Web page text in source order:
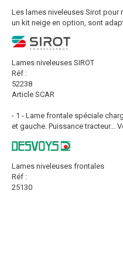
Les lames niveleuses Sirot pour
un kit neige en option, sont
Lames niveleuses SIROT
Réf :
52238
Article SCAR
- 1 - Lame frontale spéciale
et gauche. Puissance tracteur...
Lames niveleuses frontales
Réf :
25130